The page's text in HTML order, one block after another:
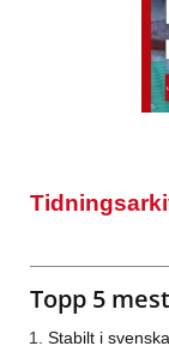
Topp 5
Stabilt i